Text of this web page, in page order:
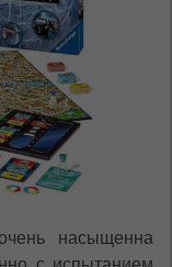
насыщенна